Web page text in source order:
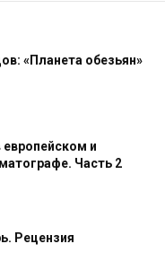
«Планета обезьян»
и
Часть 2
Рецензия